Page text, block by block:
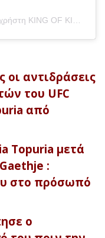
Η δημοσίευση κοινοποιήθηκε από το χρήστη KING OF KINGS (@kokfights)
οι αντιδράσεις
του UFC
από
Topuria μετά
:
στο πρόσωπό
ο